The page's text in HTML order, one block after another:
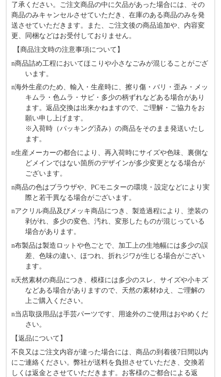
了承ください。ご注文商品の中に欠品があった場合には、その
商品のみキャンセルさせていただき、在庫のある商品のみを発
送させていただきます。また、ご注文後の商品追加や、内容変
更、同梱などはお受付しておりません。
【商品注文時の注意事項について】
n商品詰め⼯程においてほこりや⼩さなごみが混じることがござ
います。
n海外⽣産のため、輸⼊・⽣産時に、擦り傷・バリ・歪み・メッ
キムラ・色ムラ・サビ・多少の柄ずれなどある場合があり
ます。返品交換は出来かねますので、ご理解・ご協⼒をお
願い申し上げます。
※⼊荷時（パッキング済み）の商品をそのまま発送いたし
ます。
n⽣産メーカーの都合により、再⼊荷時にサイズや⾊味、裏側な
どメインではない箇所のデザインが多少変更となる場合が
ございます。
n商品の⾊はブラウザや、PCモニターの環境・設定などにより実
際と若⼲異なる場合がございます。
nアクリル商品及びメッキ商品につき、製造過程により、塗装の
剥がれ、多少の変色、汚れ、変形したものが混じっている
場合があります。
n布製品は製造ロットや色ごとで、加工上の生地幅には多少の誤
差、色味の違い、ほつれ、折れジワが生じる場合がござい
ます。
n天然素材の商品につき、模様には多少のスレ、サイズや小キズ
などある場合がありますので、天然の素材ゆえ、ご理解の
上ご購入ください。
n当店取扱用品は⼿芸パーツです、⽤途外のご使⽤はおやめくだ
さい。
【返品について】
不良又はご注文内容が違った場合には、商品の到着後7日間以内
にご連絡ください。弊社が送料を負担させていただき、交換若
しくは返金とさせていただきます。お客様のご都合による返